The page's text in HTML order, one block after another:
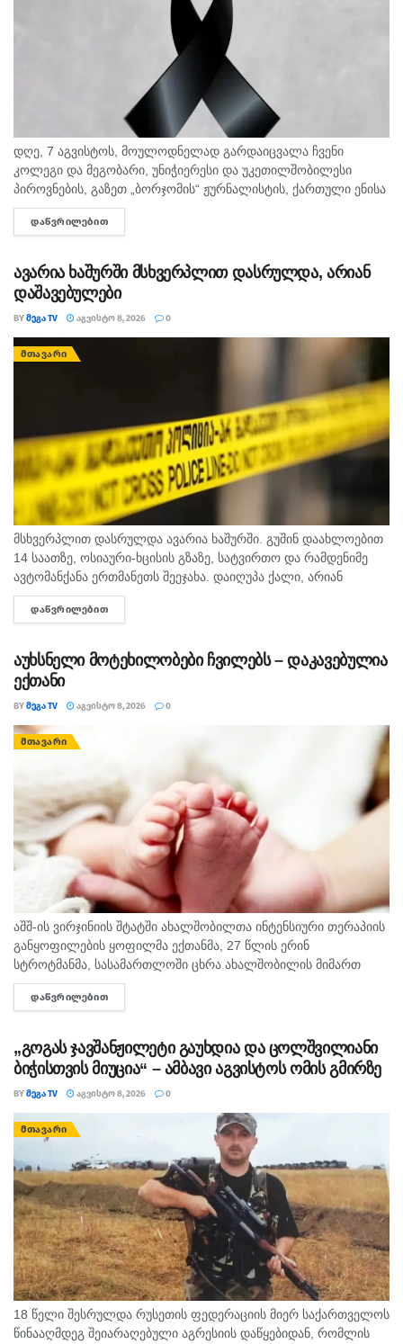
დღე, 7 აგვისტოს, მოულოდნელად გარდაიცვალა ჩვენი
კოლეგი და მეგობარი, უნიჭიერესი და უკეთილშობილესი
პიროვნების, გაზეთ „ბორჯომის“ ჟურნალისტის, ქართული ენისა
და ლიტერატურის პედაგოგი მონიკა ჭანტურია. "მეგა ტვ"
უდიდეს მწუხარებას გამოვხატავს მონიკა ჭანტურიას
ᲓᲐᲬᲕᲠᲘᲚᲔᲑᲘᲗ
ავარია ხაშურში მსხვერპლით დასრულდა, არიან
დაშავებულები
BYᲛᲔᲒᲐ TV ᲐᲒᲕᲘᲡᲢᲝ 8, 2026 0
ᲛᲗᲐᲕᲐᲠᲘ
მსხვერპლით დასრულდა ავარია ხაშურში. გუშინ დაახლოებით
14 საათზე, ოსიაური-ხცისის გზაზე, სატვირთო და რამდენიმე
ავტომანქანა ერთმანეთს შეეჯახა. დაიღუპა ქალი, არიან
დაშავებულებიც. შსს-ს ინფორმაციით, გამოძიება 276-ე მუხლის
მე-6 ნაწილით მიმდინარეობს.
ᲓᲐᲬᲕᲠᲘᲚᲔᲑᲘᲗ
აუხსნელი მოტეხილობები ჩვილებს – დაკავებულია
ექთანი
BYᲛᲔᲒᲐ TV ᲐᲒᲕᲘᲡᲢᲝ 8, 2026 0
ᲛᲗᲐᲕᲐᲠᲘ
აშშ-ის ვირჯინიის შტატში ახალშობილთა ინტენსიური თერაპიის
განყოფილების ყოფილმა ექთანმა, 27 წლის ერინ
სტროტმანმა, სასამართლოში ცხრა ახალშობილის მიმართ
ბავშვზე ძალადობის ბრალდებაზე დანაშაული არ უარყო. საქმე
ერთ-ერთ ყველაზე გახმაურებულ სამედიცინო სკანდალად
ᲓᲐᲬᲕᲠᲘᲚᲔᲑᲘᲗ
„გოგას ჯავშანჟილეტი გაუხდია და ცოლშვილიანი
ბიჭისთვის მიუცია“ – ამბავი აგვისტოს ომის გმირზე
BYᲛᲔᲒᲐ TV ᲐᲒᲕᲘᲡᲢᲝ 8, 2026 0
ᲛᲗᲐᲕᲐᲠᲘ
18 წელი შესრულდა რუსეთის ფედერაციის მიერ საქართველოს
წინააღმდეგ შეიარაღებული აგრესიის დაწყებიდან, რომლის